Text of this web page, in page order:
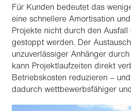
Für Kunden bedeutet das
eine schnellere Amortisation
Projekte nicht durch den Ausfall
gestoppt werden. Der
unzuverlässiger Anhänger
kann Projektlaufzeiten direkt
Betriebskosten reduzieren –
dadurch wettbewerbsfähiger